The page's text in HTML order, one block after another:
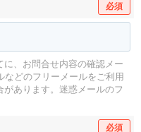
必須
、お問合せ内容の確認メー
などのフリーメールをご利用
あります。 迷惑メールのフ
必須